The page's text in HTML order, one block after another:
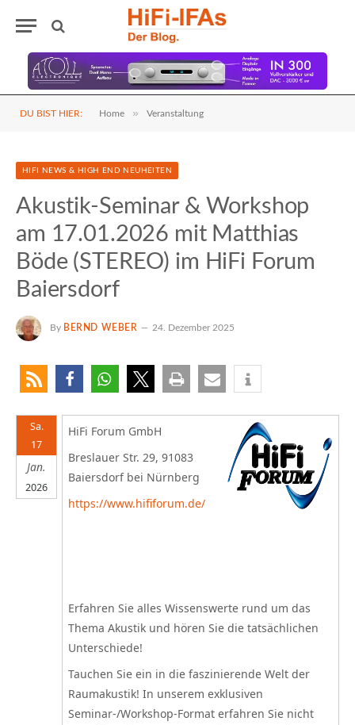
DU BIST HIER: Home » Veranstaltung
HIFI NEWS & HIGH END NEUHEITEN
Akustik-Seminar & Workshop
am 17.01.2026 mit Matthias
Böde (STEREO) im HiFi Forum
Baiersdorf
By BERND WEBER 24. Dezember 2025
Sa.
17
Jan.
2026
HiFi Forum GmbH
Breslauer Str. 29, 91083
Baiersdorf bei Nürnberg
https://www.hififorum.de/
Erfahren Sie alles Wissenswerte rund um das
Thema Akustik und hören Sie die tatsächlichen
Unterschiede!
Tauchen Sie ein in die faszinierende Welt der
Raumakustik! In unserem exklusiven
Seminar-/Workshop-Format erfahren Sie nicht